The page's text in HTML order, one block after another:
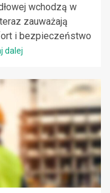
wchodzą w
zauważają
i bezpieczeństwo
dalej